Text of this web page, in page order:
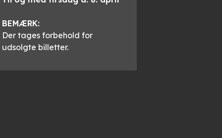
BEMÆRK:
Der tages forbehold for
udsolgte billetter.